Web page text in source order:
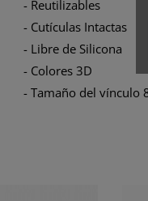
- Reutilizables
- Cutículas Intactas
- Libre de Silicona
- Colores 3D
- Tamaño del vínculo